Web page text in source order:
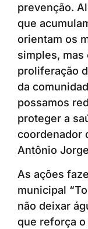
prevenção.
que
orientam os
simples, mas
proliferação
da
possamos
proteger a
coordenador
Antônio
As ações
municipal
não deixar
que reforça